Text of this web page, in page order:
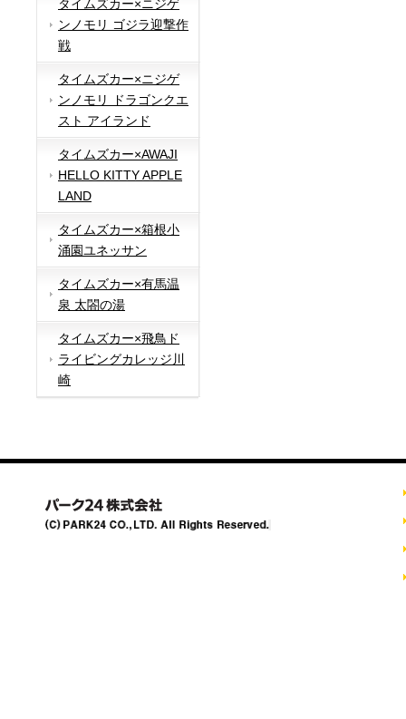
タイムズカー×ニジゲ
ンノモリ ゴジラ迎撃作
戦
タイムズカー×ニジゲ
ンノモリ ドラゴンクエ
スト アイランド
タイムズカー×AWAJI
HELLO KITTY APPLE
LAND
タイムズカー×箱根小
涌園ユネッサン
タイムズカー×有馬温
泉 太閤の湯
タイムズカー×飛鳥ド
ライビングカレッジ川
崎